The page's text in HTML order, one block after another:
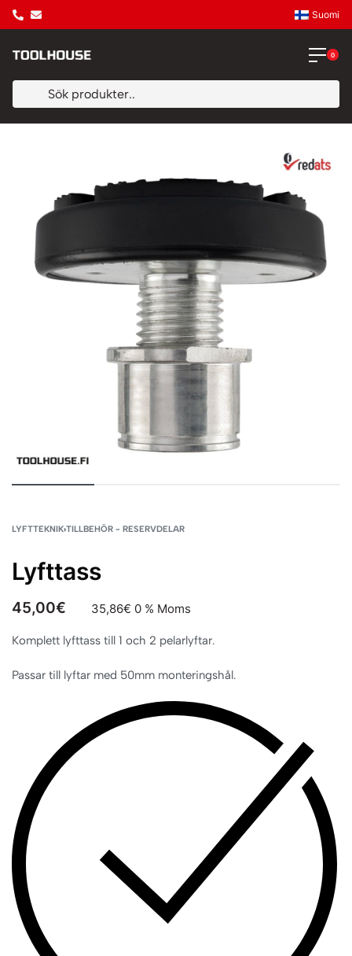
Suomi
0
LYFTTEKNIK›TILLBEHÖR - RESERVDELAR
Lyfttass
45,00€ 35,86€ 0 % Moms
Komplett lyfttass till 1 och 2 pelarlyftar.
Passar till lyftar med 50mm monteringshål.